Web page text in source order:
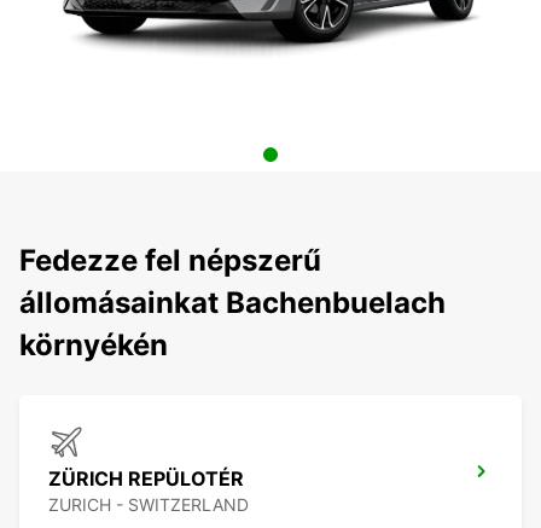
Fedezze fel népszerű
állomásainkat Bachenbuelach
környékén
ZÜRICH REPÜLOTÉR
ZURICH - SWITZERLAND